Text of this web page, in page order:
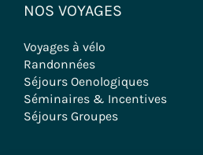
NOS VOYAGES
Voyages à vélo
Randonnées
Séjours Oenologiques
Séminaires & Incentives
Séjours Groupes